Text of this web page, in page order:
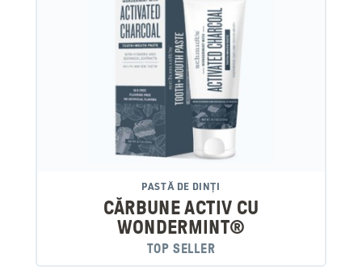
PASTĂ DE DINȚI
CĂRBUNE ACTIV CU
WONDERMINT®
TOP SELLER